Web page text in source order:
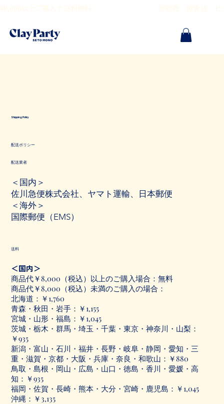
¥8,000以上ご購入で送料無料！                                        卸販売
配送ポリシー
配送業者
＜国内＞
佐川急便株式会社、ヤマト運輸、日本郵便
＜海外＞
国際郵便（EMS）
送料
＜国内＞
商品代￥8,000（税込）以上のご購入場合：無料
商品代￥8,000（税込）未満のご購入の場合：
北海道：￥1,760
青森・秋田・岩手：￥1,155
宮城・山形・福島：￥1,045
茨城・栃木・群馬・埼玉・千葉・東京・神奈川・山梨：
￥935
新潟・富山・石川・福井・長野・岐阜・静岡・愛知・三
重・滋賀・京都・大阪・兵庫・奈良・和歌山：￥880
鳥取・島根・岡山・広島・山口・徳島・香川・愛媛・高
知：￥935
福岡・佐賀・長崎・熊本・大分・宮崎・鹿児島：￥1,045
沖縄：￥3,135
Shipping Policy